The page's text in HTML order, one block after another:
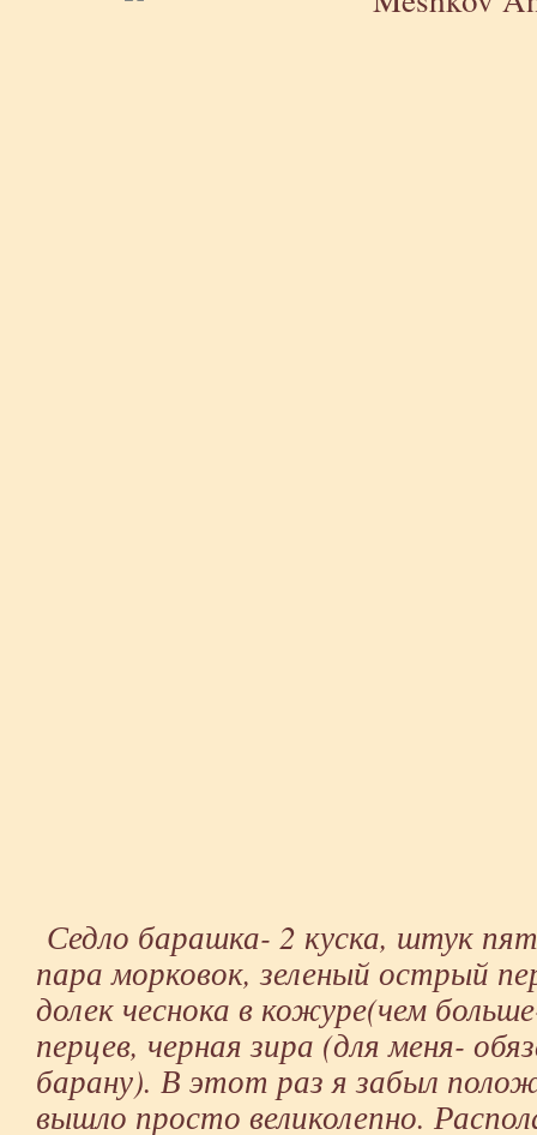
Седло барашка- 2 куска, штук
пара морковок, зеленый острый
долек чеснока в кожуре(чем
перцев, черная зира (для меня-
барану). В этот раз я забыл
вышло просто великолепно.